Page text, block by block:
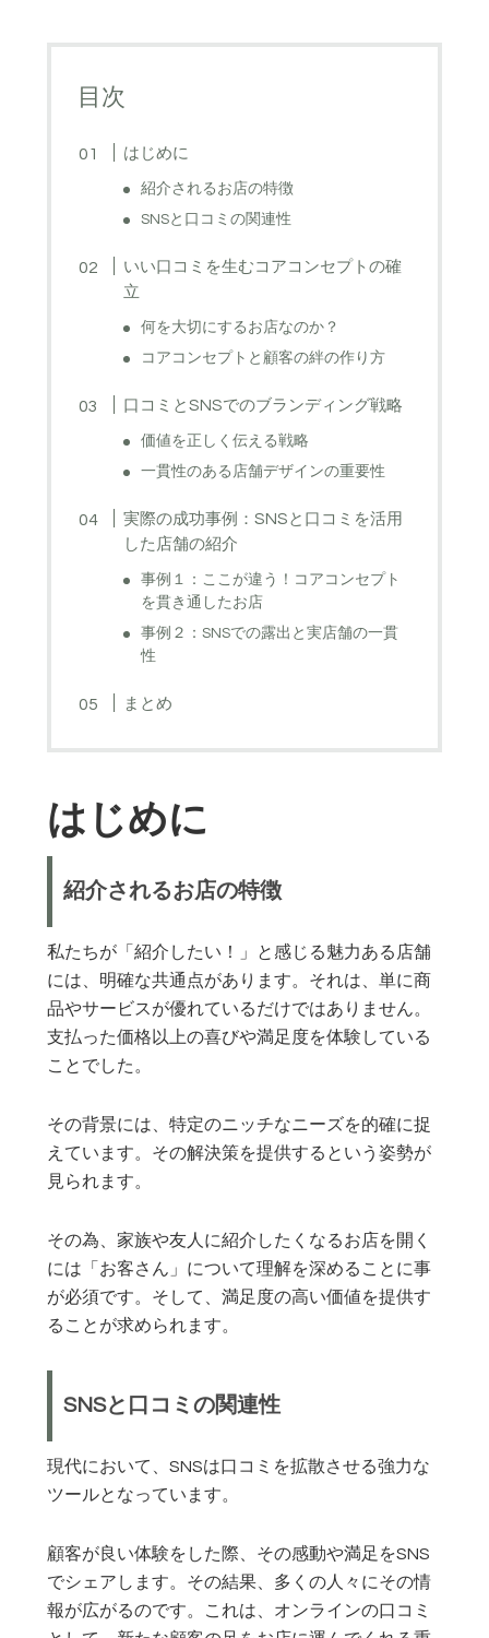
目次
はじめに
紹介されるお店の特徴
SNSと口コミの関連性
いい口コミを生むコアコンセプトの確
立
何を大切にするお店なのか？
コアコンセプトと顧客の絆の作り方
口コミとSNSでのブランディング戦略
価値を正しく伝える戦略
一貫性のある店舗デザインの重要性
実際の成功事例：SNSと口コミを活用
した店舗の紹介
事例１：ここが違う！コアコンセプト
を貫き通したお店
事例２：SNSでの露出と実店舗の一貫
性
まとめ
はじめに
紹介されるお店の特徴
私たちが「紹介したい！」と感じる魅力ある店舗
には、明確な共通点があります。それは、単に商
品やサービスが優れているだけではありません。
支払った価格以上の喜びや満足度を体験している
ことでした。
その背景には、特定のニッチなニーズを的確に捉
えています。その解決策を提供するという姿勢が
見られます。
その為、家族や友人に紹介したくなるお店を開く
には「お客さん」について理解を深めることに事
が必須です。そして、満足度の高い価値を提供す
ることが求められます。
SNSと口コミの関連性
現代において、SNSは口コミを拡散させる強力な
ツールとなっています。
顧客が良い体験をした際、その感動や満足をSNS
でシェアします。その結果、多くの人々にその情
報が広がるのです。これは、オンラインの口コミ